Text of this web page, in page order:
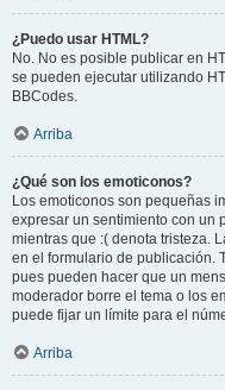
¿Puedo usar HTML?
No. No es posible publicar en
se pueden ejecutar utilizando
BBCodes.
Arriba
¿Qué son los emoticonos?
Los emoticonos son pequeñas
expresar un sentimiento con un
mientras que :( denota tristeza.
en el formulario de publicación.
pues pueden hacer que un
moderador borre el tema o los
puede fijar un límite para el
Arriba